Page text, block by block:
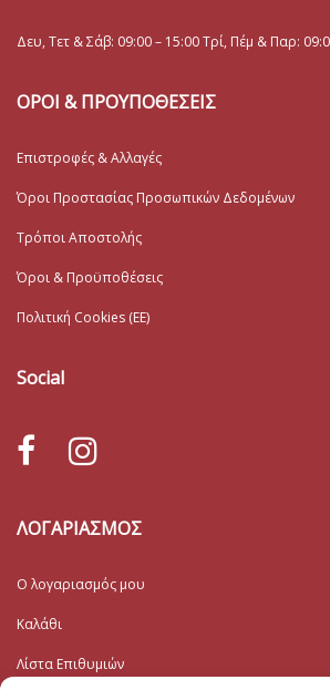
Δευ, Τετ & Σάβ: 09:00 – 15:00 Τρί, Πέμ & Παρ:
ΟΡΟΙ & ΠΡΟΥΠΟΘΕΣΕΙΣ
Επιστροφές & Αλλαγές
Όροι Προστασίας Προσωπικών Δεδομένων
Τρόποι Αποστολής
Όροι & Προϋποθέσεις
Πολιτική Cookies (ΕΕ)
Social
ΛΟΓΑΡΙΑΣΜΟΣ
Ο λογαριασμός μου
Καλάθι
Λίστα Επιθυμιών